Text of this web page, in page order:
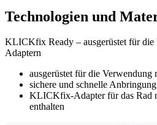
Technologien und
KLICKfix Ready – ausgerüstet für
Adaptern
ausgerüstet für die
sichere und schnelle
KLICKfix-Adapter für das Rad
enthalten